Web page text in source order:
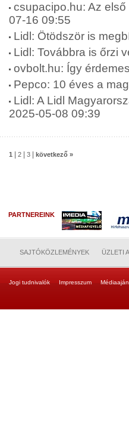
csupacipo.hu: Az
07-16 09:55
Lidl: Ötödször is
Lidl: Továbbra is őrzi
ovbolt.hu: Így
Pepco: 10 éves a
Lidl: A Lidl
2025-05-08 09:39
1 2 3 következő »
PARTNEREINK
SAJTÓKÖZLEMÉNYEK ÜZLETI
Jogi tudnivalók Impresszum